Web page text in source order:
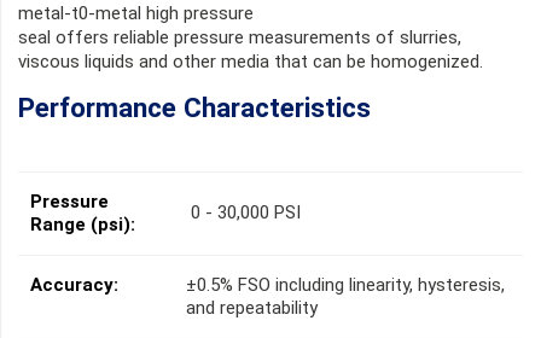
metal-t0-metal high pressure
seal offers reliable pressure measurements of slurries,
viscous liquids and other media that can be homogenized.
Performance Characteristics
Pressure
Range (psi):
0 - 30,000 PSI
Accuracy:
±0.5% FSO including linearity, hysteresis,
and repeatability